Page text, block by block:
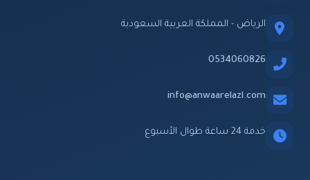
الرياض - المملكة العربية السعودية
0534060826
info@anwaarelazl.com
خدمة 24 ساعة طوال الأسبوع